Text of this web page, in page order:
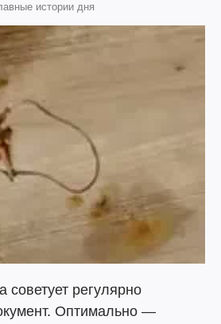
истории дня
советует регулярно
Оптимально —